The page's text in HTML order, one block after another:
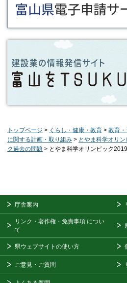
トップページ > くらし・健康・教育 > 教育
に関する計画・取り組み > とやま科学オリン
ク過去の問題 > とやま科学オリンピック
庁舎案内
リンク・著作権・免責事項 につい
て
県ウェブサイトの使い方
ご意見・ご質問